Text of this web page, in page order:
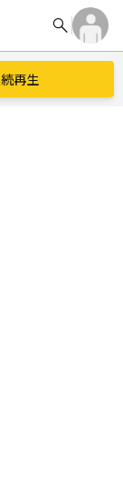
search
再生